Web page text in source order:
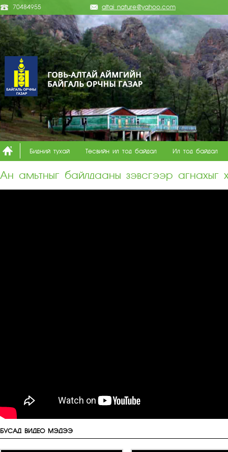
70484955 altai_nature@yahoo.com
Бидний тухай Төсвийн ил тод байдал Ил тод байдал
Ан амьтныг байлдааны зэвсгээр агнахыг
БУСАД ВИДЕО МЭДЭЭ